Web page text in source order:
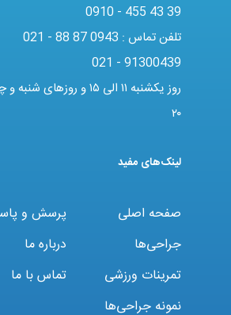
0910 - 455 43 39
تلفن تماس : 021 - 88 87 0943
021 - 91300439
۲۰
لینک‌های مفید
صفحه اصلی
جراحی‌ها
تمرینات ورزشی
نمونه جراحی‌ها
پرسش و
درباره ما
تماس با ما